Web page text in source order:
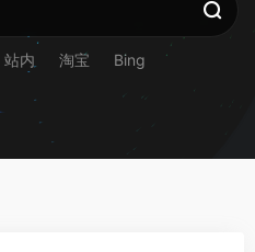
站内 淘宝 Bing